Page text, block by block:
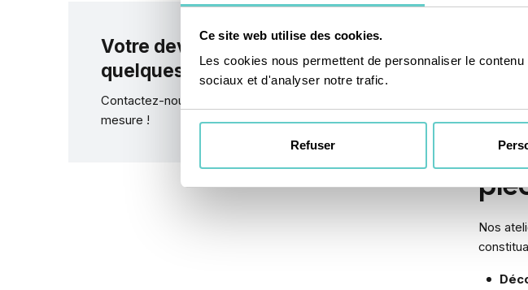
Ce site web utilise des cookies.
Les cookies nous permettent de personnaliser le
sociaux et d'analyser notre trafic.
Refuser
Votre devis entre
quelques
clics
Contactez-nous pour une offre sur
mesure !
Demande
de
Nos